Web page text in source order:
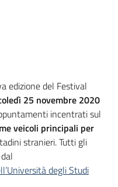
edizione del Festival
25 novembre 2020
incentrati sul
veicoli principali per
stranieri. Tutti gli
dal
degli Studi